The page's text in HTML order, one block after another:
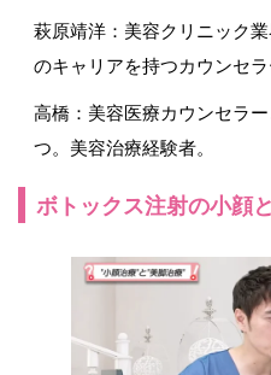
萩原靖洋：美容クリニック
のキャリアを持つカウンセラ
高橋：美容医療カウンセラ
つ。美容治療経験者。
ボトックス注射の小顔